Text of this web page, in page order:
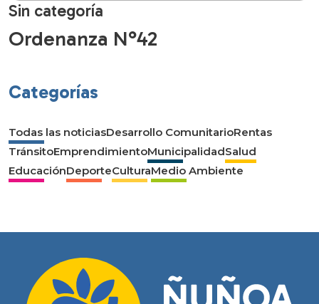
Sin categoría
Ordenanza N°42
Categorías
Todas las noticiasDesarrollo ComunitarioRentas
TránsitoEmprendimientoMunicipalidadSalud
EducaciónDeporteCulturaMedio Ambiente